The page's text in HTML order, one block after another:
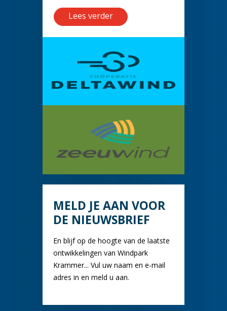
Lees verder
MELD JE AAN VOOR
DE NIEUWSBRIEF
En blijf op de hoogte van de laatste
ontwikkelingen van Windpark
Krammer... Vul uw naam en e-mail
adres in en meld u aan.